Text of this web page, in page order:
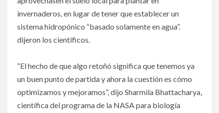
invernaderos, en lugar de tener que establecer un
sistema hidropónico “basado solamente en agua”.
dijeron los científicos.
“El hecho de que algo retoñó significa que tenemos ya
un buen punto de partida y ahora la cuestión es cómo
optimizamos y mejoramos”, dijo Sharmila Bhattacharya,
científica del programa de la NASA para biología